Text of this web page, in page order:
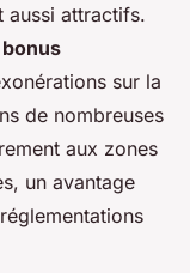
aussi attractifs.
bonus
sur la
de nombreuses
aux zones
un avantage